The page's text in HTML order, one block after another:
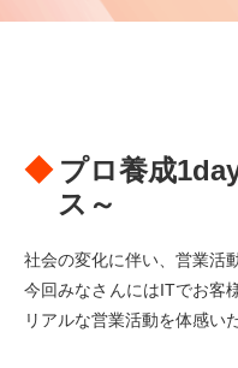
プロ養成
ス～
社会の変化に伴い、営業活
今回みなさんにはITでお客
リアルな営業活動を体感い